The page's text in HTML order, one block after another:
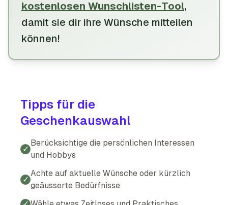
kostenlosen Wunschlisten-Tool,
damit sie dir ihre Wünsche mitteilen
können!
Tipps für die
Geschenkauswahl
✓
Berücksichtige die persönlichen Interessen
und Hobbys
✓
Achte auf aktuelle Wünsche oder kürzlich
geäusserte Bedürfnisse